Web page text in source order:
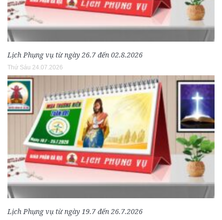
Lịch Phụng vụ từ ngày 26.7 đến 02.8.2026
Thứ Sáu 24.07.2026
Lịch Phụng vụ từ ngày 19.7 đến 26.7.2026